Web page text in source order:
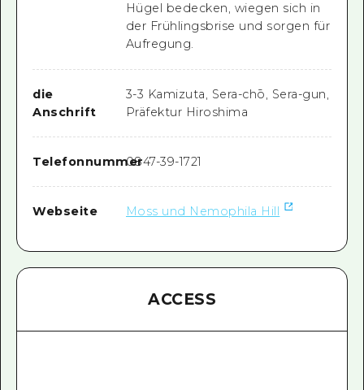
Hügel bedecken, wiegen sich in
der Frühlingsbrise und sorgen für
Aufregung.
die
Anschrift
3-3 Kamizuta, Sera-chō, Sera-gun,
Präfektur Hiroshima
Telefonnummer0847-39-1721
Webseite Moss und Nemophila Hill
ACCESS